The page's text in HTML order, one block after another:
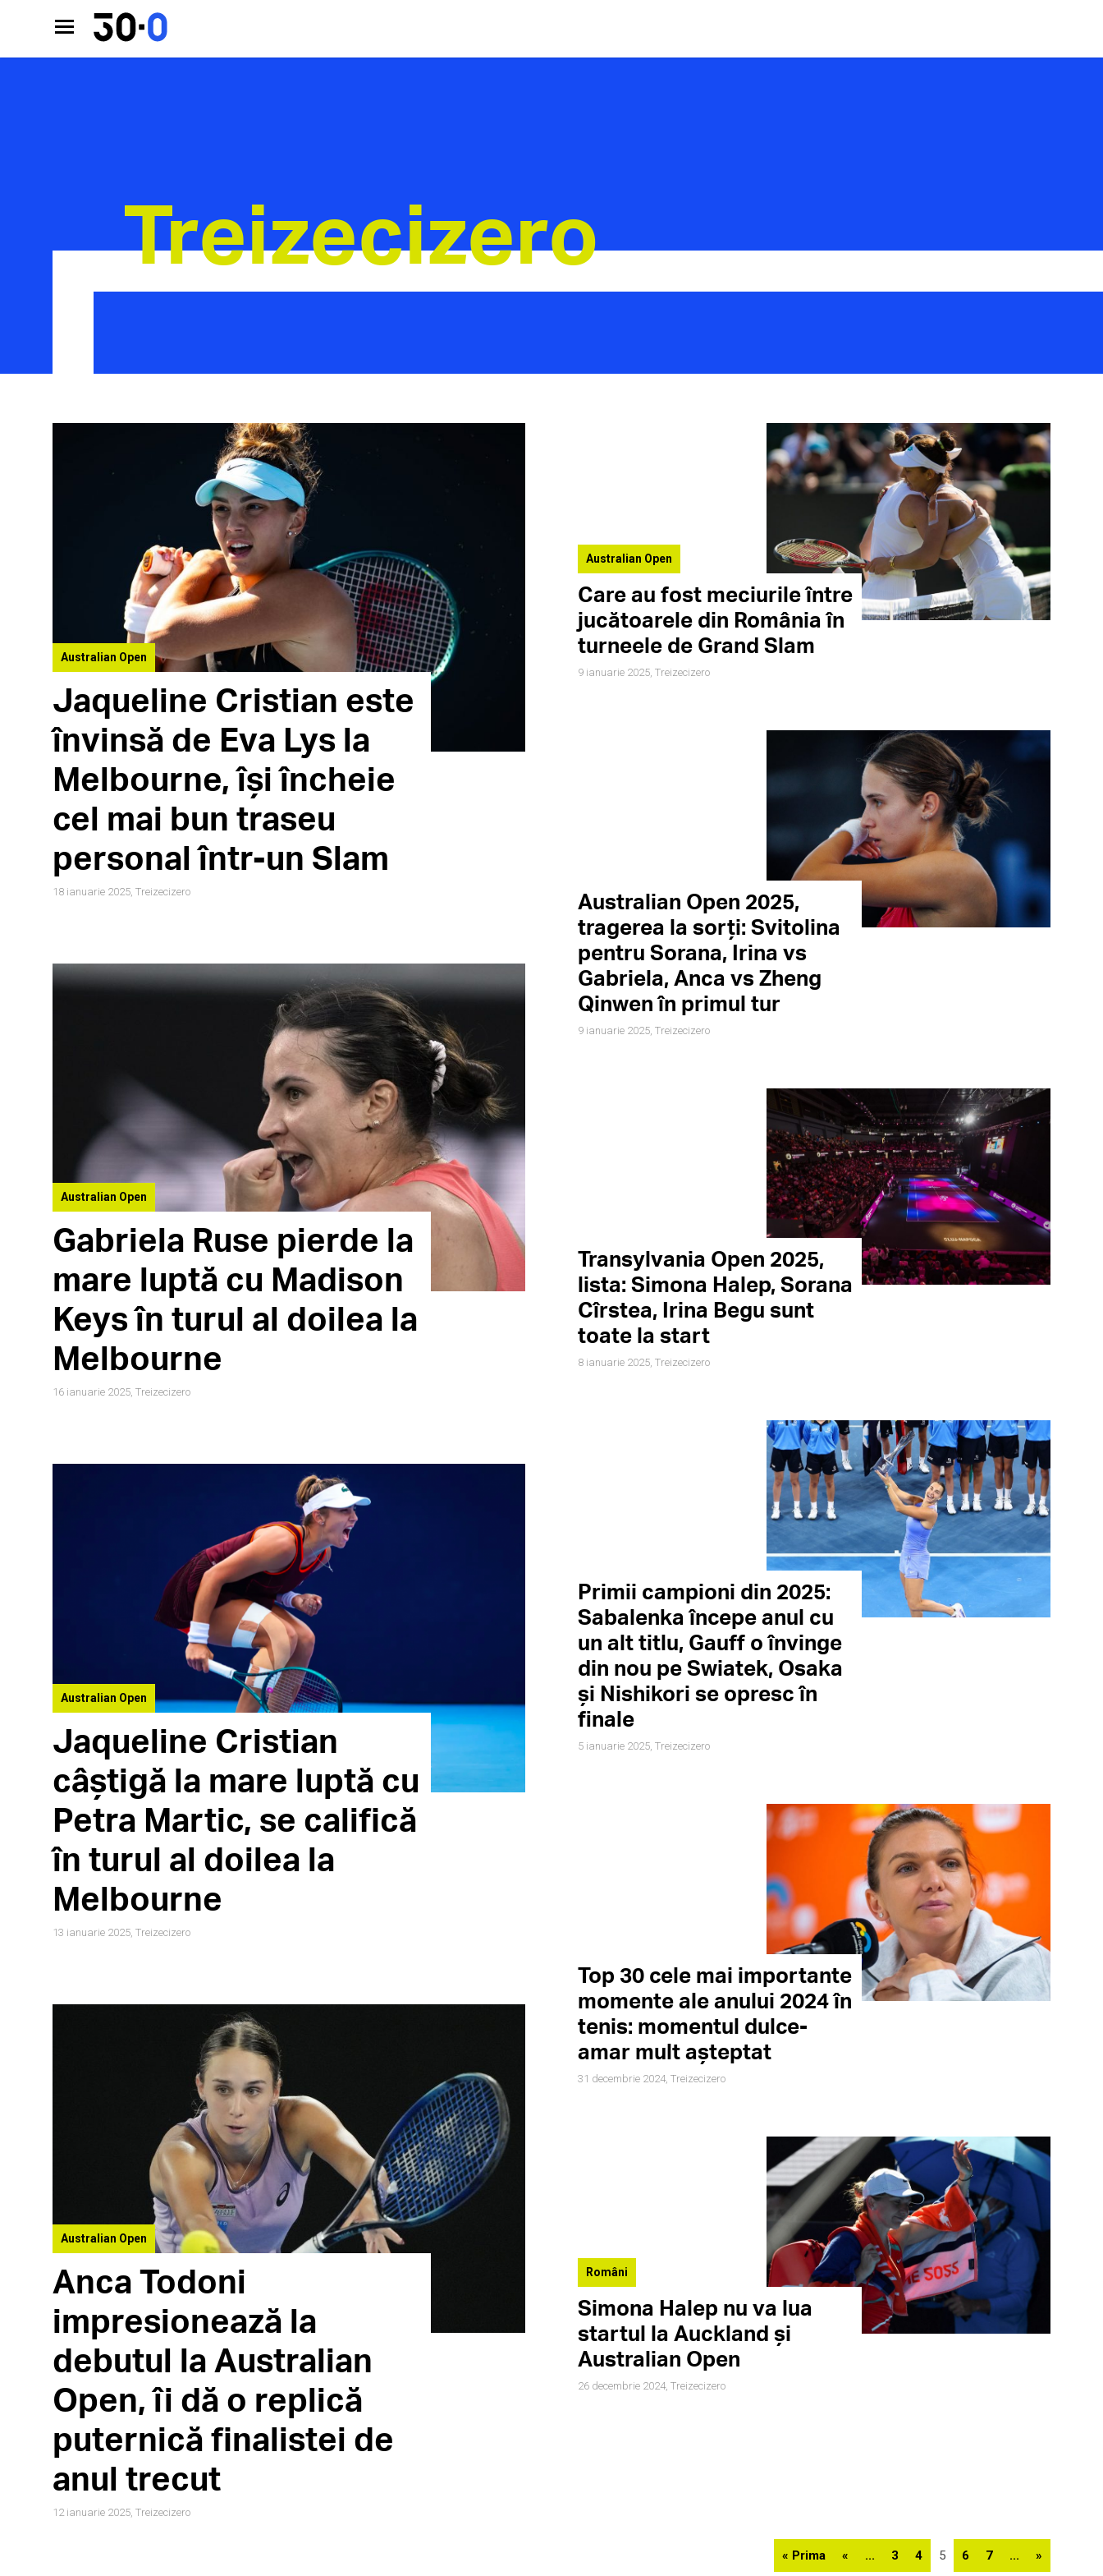
Treizecizero
Australian Open
Jaqueline Cristian este
învinsă de Eva Lys la
Melbourne, își încheie
cel mai bun traseu
personal într-un Slam
18 ianuarie 2025, Treizecizero
Australian Open
Gabriela Ruse pierde la
mare luptă cu Madison
Keys în turul al doilea la
Melbourne
16 ianuarie 2025, Treizecizero
Australian Open
Jaqueline Cristian
câștigă la mare luptă cu
Petra Martic, se califică
în turul al doilea la
Melbourne
13 ianuarie 2025, Treizecizero
Australian Open
Anca Todoni
impresionează la
debutul la Australian
Open, îi dă o replică
puternică finalistei de
anul trecut
12 ianuarie 2025, Treizecizero
Australian Open
Care au fost meciurile între
jucătoarele din România în
turneele de Grand Slam
9 ianuarie 2025, Treizecizero
Australian Open 2025,
tragerea la sorți: Svitolina
pentru Sorana, Irina vs
Gabriela, Anca vs Zheng
Qinwen în primul tur
9 ianuarie 2025, Treizecizero
Transylvania Open 2025,
lista: Simona Halep, Sorana
Cîrstea, Irina Begu sunt
toate la start
8 ianuarie 2025, Treizecizero
Primii campioni din 2025:
Sabalenka începe anul cu
un alt titlu, Gauff o învinge
din nou pe Swiatek, Osaka
și Nishikori se opresc în
finale
5 ianuarie 2025, Treizecizero
Top 30 cele mai importante
momente ale anului 2024 în
tenis: momentul dulce-
amar mult așteptat
31 decembrie 2024, Treizecizero
Români
Simona Halep nu va lua
startul la Auckland și
Australian Open
26 decembrie 2024, Treizecizero
« Prima « ... 3 4 5 6 7 ... »